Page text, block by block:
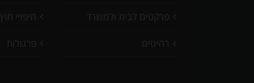
פרקטים לבית ולמשרד
רהיטים
חיפויי חוץ
פרגולות